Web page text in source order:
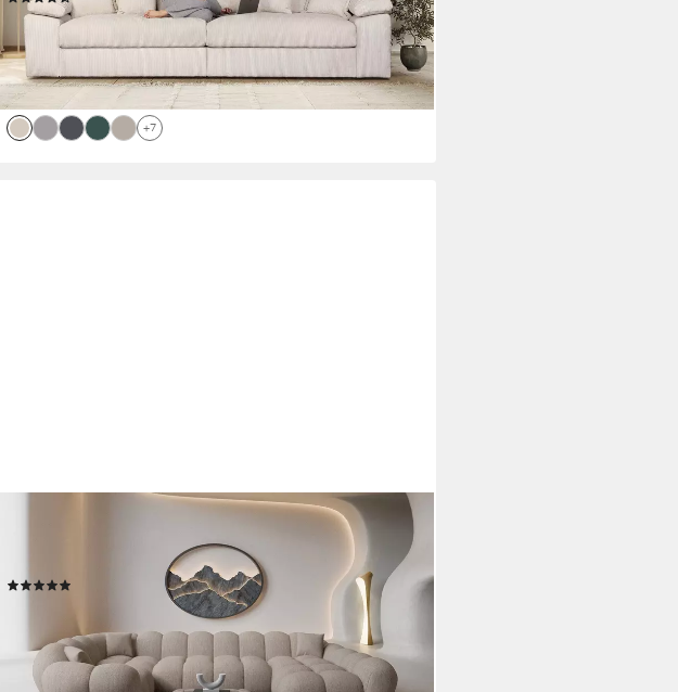
899,99 € UVP1.599,00 €
-44%
lieferbar in 3 Wochen
+7
Wohnlandschaft Maleron U Form Design Stoffsofa, 6-
Sitzer, Polsterecke, Ottomane rechts, Strukturstoff Beige
4.349,00 €
lieferbar in 9 Wochen
+11